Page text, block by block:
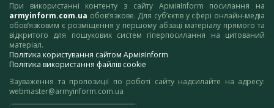
При використанні контенту з сайту АрміяInform посилання на
armyinform.com.ua обов’язкове. Для суб’єктів у сфері онлайн-медіа
обов’язковим є розміщення у першому абзаці матеріалу прямого та
відкритого для пошукових систем гіперпосилання на цитований
матеріал.
Політика користування сайтом АрміяInform
Політика використання файлів cookie
Зауваження та пропозиції по роботі сайту надсилайте на адресу:
webmaster@armyinform.com.ua